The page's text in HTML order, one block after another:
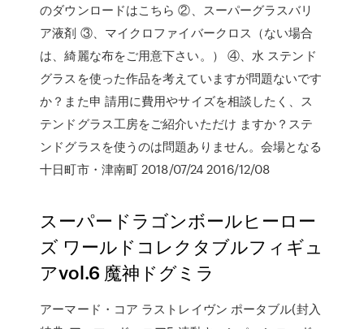
のダウンロードはこちら ②、スーパーグラスバリ
ア液剤 ③、マイクロファイバークロス（ない場合
は、綺麗な布をご用意下さい。） ④、水 ステンド
グラスを使った作品を考えていますが問題ないです
か？また申 請用に費用やサイズを相談したく、ス
テンドグラス工房をご紹介いただけ ますか？ステ
ンドグラスを使うのは問題ありません。会場となる
十日町市・津南町 2018/07/24 2016/12/08
スーパードラゴンボールヒーロー
ズ ワールドコレクタブルフィギュ
アvol.6 魔神ドグミラ
アーマード・コア ラストレイヴン ポータブル(封入